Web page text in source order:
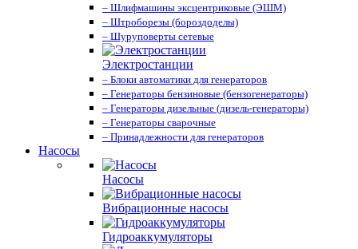
– Шлифмашины эксцентриковые (ЭШМ)
– Штроборезы (бороздоделы)
– Шуруповерты сетевые
Электростанции
– Блоки автоматики для генераторов
– Генераторы бензиновые (бензогенераторы)
– Генераторы дизельные (дизель-генераторы)
– Генераторы сварочные
– Принадлежности для генераторов
Насосы
Насосы
Вибрационные насосы
Гидроаккумуляторы